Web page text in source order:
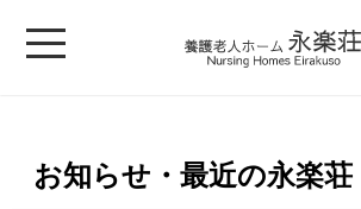
お知らせ・最近の永楽荘